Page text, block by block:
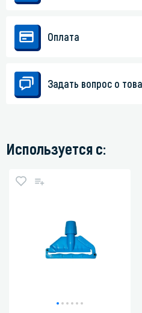
Оплата
Задать вопрос о
Используется с: